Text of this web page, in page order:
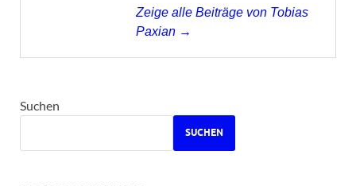
Zeige alle Beiträge von Tobias
Paxian →
Suchen
SUCHEN